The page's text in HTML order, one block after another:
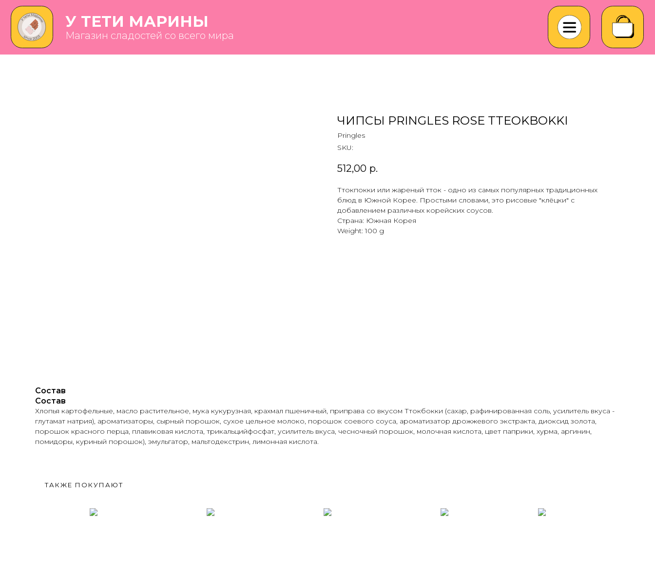
У ТЕТИ МАРИНЫ
Магазин сладостей со всего мира
ЧИПСЫ PRINGLES ROSE TTEOKBOKKI
Pringles
SKU:
512,00 р.
Ттокпокки или жареный тток - одно из самых популярных традиционных
блюд в Южной Корее. Простыми словами, это рисовые "клёцки" с
добавлением различных корейских соусов.
Страна: Южная Корея
Weight: 100 g
Состав
Состав
Хлопья картофельные, масло растительное, мука кукурузная, крахмал пшеничный, приправа со вкусом Ттокбокки (сахар, рафинированная соль, усилитель вкуса -
глутамат натрия), ароматизаторы, сырный порошок, сухое цельное молоко, порошок соевого соуса, ароматизатор дрожжевого экстракта, диоксид золота,
порошок красного перца, плавиковая кислота, трикальцийфосфат, усилитель вкуса, чесночный порошок, молочная кислота, цвет паприки, хурма, аргинин,
помидоры, куриный порошок), эмульгатор, мальтодекстрин, лимонная кислота.
ТАКЖЕ ПОКУПАЮТ